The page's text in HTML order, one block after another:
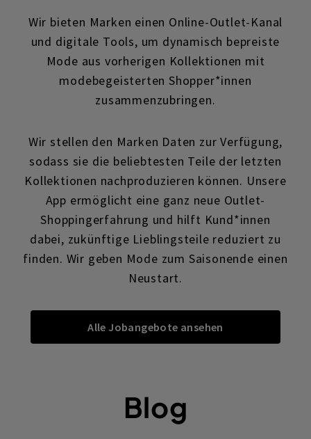
Wir bieten Marken einen Online-Outlet-Kanal
und digitale Tools, um dynamisch bepreiste
Mode aus vorherigen Kollektionen mit
modebegeisterten Shopper*innen
zusammenzubringen.
Wir stellen den Marken Daten zur Verfügung,
sodass sie die beliebtesten Teile der letzten
Kollektionen nachproduzieren können. Unsere
App ermöglicht eine ganz neue Outlet-
Shoppingerfahrung und hilft Kund*innen
dabei, zukünftige Lieblingsteile reduziert zu
finden. Wir geben Mode zum Saisonende einen
Neustart.
Alle Jobangebote ansehen
Blog